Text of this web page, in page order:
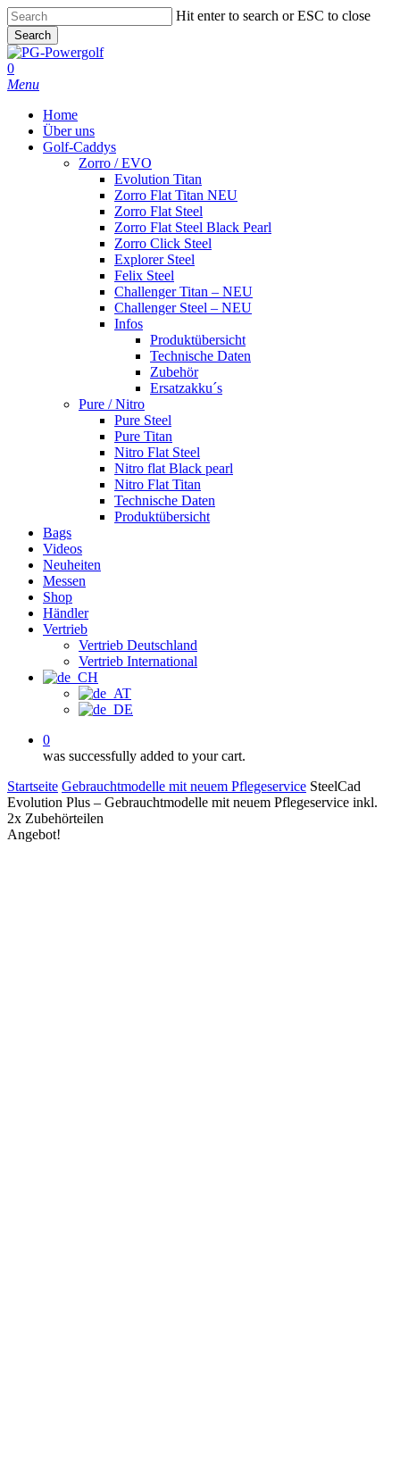
Skip
to
main
content
Hit enter to search or ESC to close
Search
Close
Search
0
Menu
Home
Über uns
Golf-Caddys
Zorro / EVO
Evolution Titan
Zorro Flat Titan NEU
Zorro Flat Steel
Zorro Flat Steel Black Pearl
Zorro Click Steel
Explorer Steel
Felix Steel
Challenger Titan – NEU
Challenger Steel – NEU
Infos
Produktübersicht
Technische Daten
Zubehör
Ersatzakku´s
Pure / Nitro
Pure Steel
Pure Titan
Nitro Flat Steel
Nitro flat Black pearl
Nitro Flat Titan
Technische Daten
Produktübersicht
Bags
Videos
Neuheiten
Messen
Shop
Händler
Vertrieb
Vertrieb Deutschland
Vertrieb International
0
was successfully added to your cart.
Startseite Gebrauchtmodelle mit neuem Pflegeservice SteelCad
Evolution Plus – Gebrauchtmodelle mit neuem Pflegeservice inkl.
2x Zubehörteilen
Angebot!